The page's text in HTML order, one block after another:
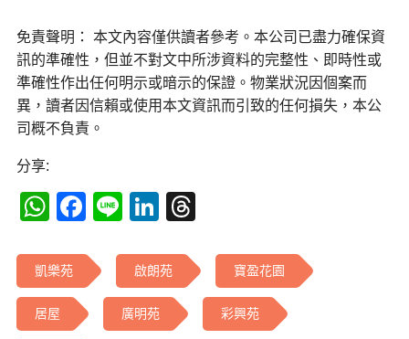
免責聲明： 本文內容僅供讀者參考。本公司已盡力確保資
訊的準確性，但並不對文中所涉資料的完整性、即時性或
準確性作出任何明示或暗示的保證。物業狀況因個案而
異，讀者因信賴或使用本文資訊而引致的任何損失，本公
司概不負責。
分享:
WhatsApp
Facebook
LineLinkedIn
凱樂苑 啟朗苑 寶盈花園
居屋 廣明苑 彩興苑